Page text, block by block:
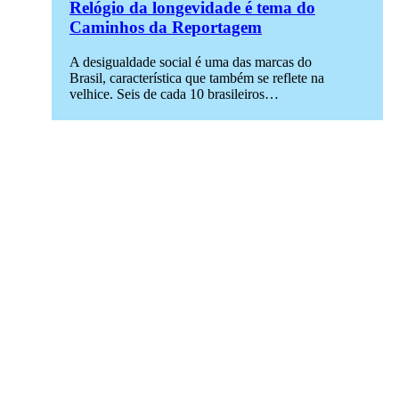
Relógio da longevidade é tema do
Caminhos da Reportagem
A desigualdade social é uma das marcas do
Brasil, característica que também se reflete na
velhice. Seis de cada 10 brasileiros…